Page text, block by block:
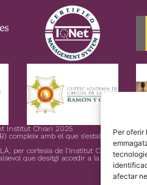
Per oferir
afectar
Institut Chiari 2025
compleix amb el que s’estableix en el
per cortesia de l’Institut Chiari &
que desitgi accedir a la web.